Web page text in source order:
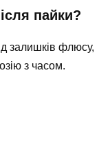
пайки?
залишків флюсу,
з часом.